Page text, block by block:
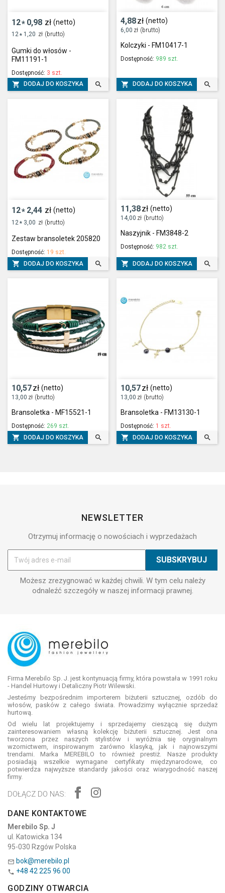
12* 0,98 zł (netto)
12* 1,20 zł (brutto)
Gumki do włosów -
FM11191-1
Dostępność: 3 szt.
 DODAJ DO KOSZYKA 
4,88zł (netto)
6,00 zł (brutto)
Kolczyki - FM10417-1
Dostępność: 989 szt.
 DODAJ DO KOSZYKA 
12* 2,44 zł (netto)
12 * 3,00 zł (brutto)
Zestaw bransoletek 205820
Dostępność: 19 szt.
 DODAJ DO KOSZYKA 
11,38zł (netto)
14,00 zł (brutto)
Naszyjnik - FM3848-2
Dostępność: 982 szt.
 DODAJ DO KOSZYKA 
10,57zł (netto)
13,00 zł (brutto)
Bransoletka - MF15521-1
Dostępność: 269 szt.
 DODAJ DO KOSZYKA 
10,57zł (netto)
13,00 zł (brutto)
Bransoletka - FM13130-1
Dostępność: 1 szt.
 DODAJ DO KOSZYKA 
NEWSLETTER
Otrzymuj informację o nowościach i wyprzedażach
Możesz zrezygnować w każdej chwili. W tym celu należy
odnaleźć szczegóły w naszej informacji prawnej.
Firma Merebilo Sp. J. jest kontynuacją firmy, która powstała w 1991 roku
- Handel Hurtowy i Detaliczny Piotr Wilewski.
Jesteśmy bezpośrednim importerem biżuterii sztucznej, ozdób do
włosów, pasków z całego świata. Prowadzimy wyłącznie sprzedaż
hurtową.
Od wielu lat projektujemy i sprzedajemy cieszącą się dużym
zainteresowaniem własną kolekcję biżuterii sztucznej. Jest ona
tworzona przez naszych stylistów i wyróżnia się oryginalnym
wzornictwem, inspirowanym zarówno klasyką, jak i najnowszymi
trendami. Marka MEREBILO to również prestiż. Nasze produkty
posiadają wszelkie wymagane certyfikaty międzynarodowe, co
potwierdza najwyższe standardy jakości oraz wiarygodność naszej
firmy.
DOŁĄCZ DO NAS:
DANE KONTAKTOWE
Merebilo Sp. J
ul. Katowicka 134
95-030 Rzgów Polska
 bok@merebilo.pl
 +48 42 225 96 00
GODZINY OTWARCIA